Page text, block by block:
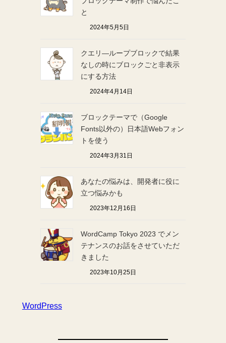
と
2024年5月5日
クエリ―ループブロックで結果
なしの時にブロックごと非表示
にする方法
2024年4月14日
ブロックテーマで（Google
Fonts以外の）日本語Webフォン
トを使う
2024年3月31日
あなたの悩みは、開発者に役に
立つ悩みかも
2023年12月16日
WordCamp Tokyo 2023 でメン
テナンスのお話をさせていただ
きました
2023年10月25日
WordPress